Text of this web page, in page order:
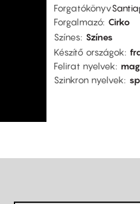
Forgatókönyv
Forgalmazó Cirko
Színes Színes
Készítő országok
Felirat nyelvek
Szinkron nyelvek